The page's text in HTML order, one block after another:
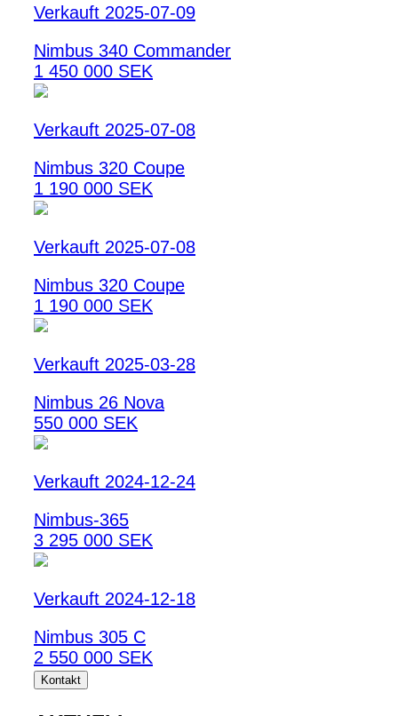
Verkauft 2025-07-09
Nimbus 340 Commander
1 450 000 SEK
Verkauft 2025-07-08
Nimbus 320 Coupe
1 190 000 SEK
Verkauft 2025-07-08
Nimbus 320 Coupe
1 190 000 SEK
Verkauft 2025-03-28
Nimbus 26 Nova
550 000 SEK
Verkauft 2024-12-24
Nimbus-365
3 295 000 SEK
Verkauft 2024-12-18
Nimbus 305 C
2 550 000 SEK
Kontakt